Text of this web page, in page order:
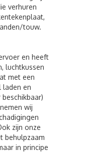
verhuren
touw.
en heeft
luchtkussen
met een
laden en
wij
zijn onze
behulpzaam
in principe